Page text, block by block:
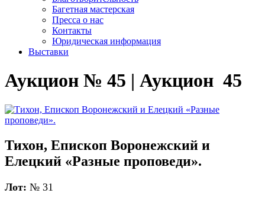
Багетная мастерская
Пресса о нас
Контакты
Юридическая информация
Выставки
Аукцион № 45 | Аукцион 45
Тихон, Епископ Воронежский и
Елецкий «Разные проповеди».
Лот: № 31